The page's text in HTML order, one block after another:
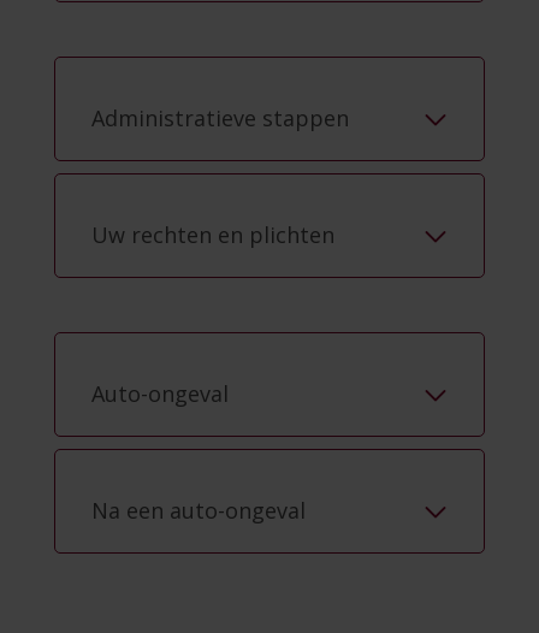
Administratieve stappen
Uw rechten en plichten
Auto-ongeval
Na een auto-ongeval